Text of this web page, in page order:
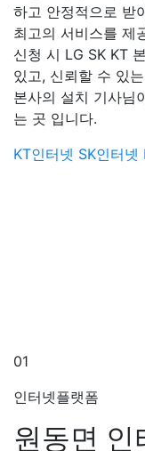
하고 안정적으로 받
최고의 서비스를 제
신청 시 LG SK KT
있고, 신뢰할 수 있
본사의 설치 기사님
는 곳 입니다.
KT인터넷 SK인터넷
01
인터넷플랫폼
원동면 인